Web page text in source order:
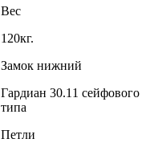
Вес
120кг.
Замок нижний
Гардиан 30.11 сейфового
типа
Петли